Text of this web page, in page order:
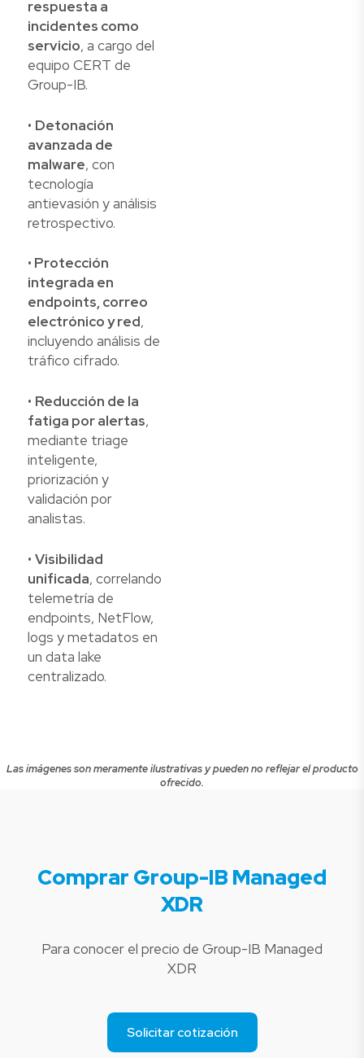
respuesta a
incidentes como
servicio, a cargo del
equipo CERT de
Group-IB.
• Detonación
avanzada de
malware, con
tecnología
antievasión y análisis
retrospectivo.
• Protección
integrada en
endpoints, correo
electrónico y red,
incluyendo análisis de
tráfico cifrado.
• Reducción de la
fatiga por alertas,
mediante triage
inteligente,
priorización y
validación por
analistas.
• Visibilidad
unificada, correlando
telemetría de
endpoints, NetFlow,
logs y metadatos en
un data lake
centralizado.
Las imágenes son meramente ilustrativas y pueden no reflejar el producto
ofrecido.
Comprar Group-IB Managed
XDR
Para conocer el precio de Group-IB Managed
XDR
Solicitar cotización